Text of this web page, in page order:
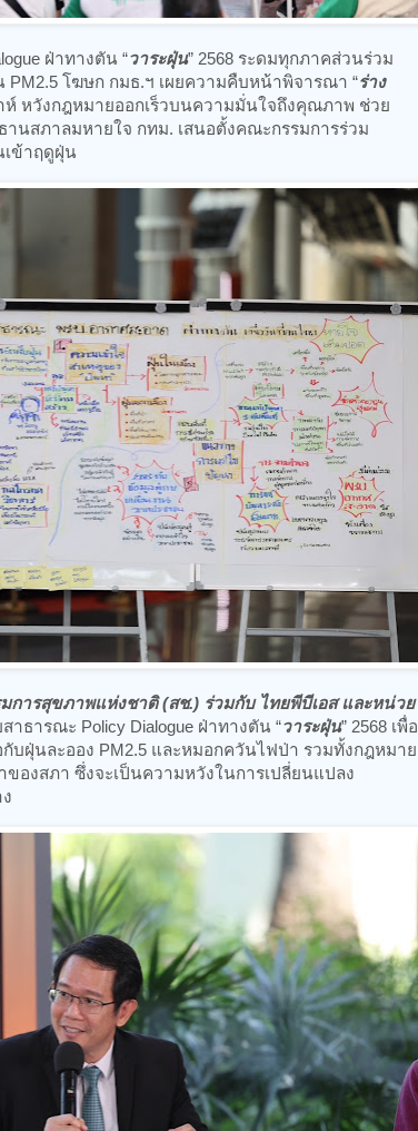
ฝ่าทางตัน “วาระฝุ่น” 2568 ระดมทุกภาคส่วนร่วม
โฆษก กมธ.ฯ เผยความคืบหน้าพิจารณา “ร่าง
ห์ หวังกฎหมายออกเร็วบนความมั่นใจถึงคุณภาพ ช่วย
านสภาลมหายใจ กทม. เสนอตั้งคณะกรรมการร่วม
เข้าฤดูฝุ่น
การสุขภาพแห่งชาติ (สช.) ร่วมกับ ไทยพีบีเอส และหน่วย
ธารณะ Policy Dialogue ฝ่าทางตัน “วาระฝุ่น” 2568 เพื่อ
บฝุ่นละออง PM2.5 และหมอกควันไฟป่า รวมทั้งกฎหมาย
องสภา ซึ่งจะเป็นความหวังในการเปลี่ยนแปลง